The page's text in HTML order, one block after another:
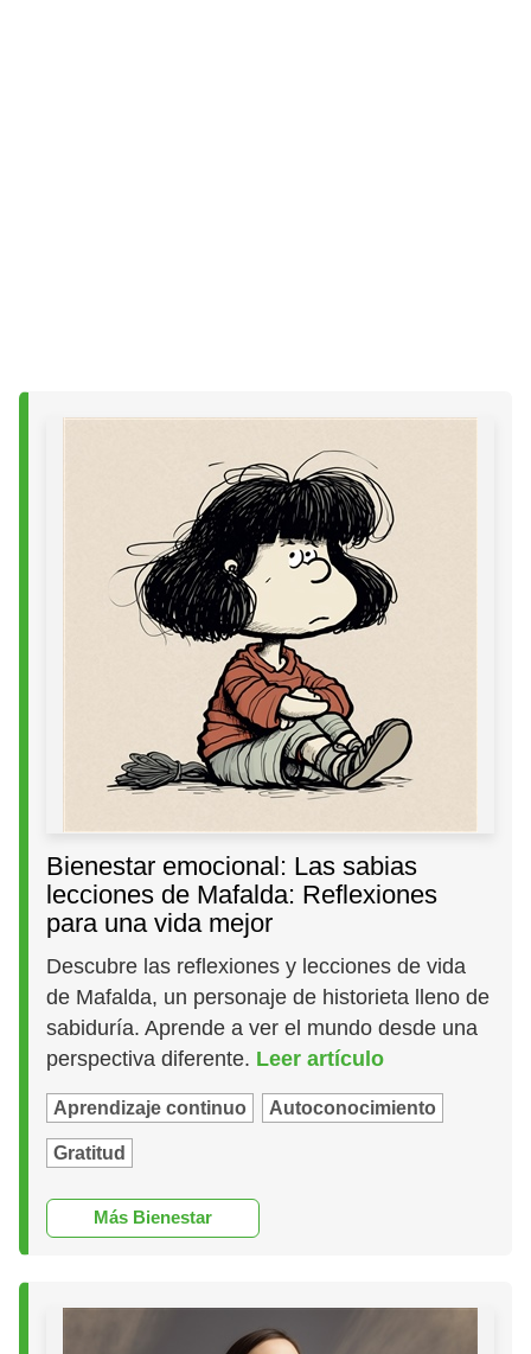
Bienestar emocional: Las sabias
lecciones de Mafalda: Reflexiones
para una vida mejor
Descubre las reflexiones y lecciones de vida
de Mafalda, un personaje de historieta lleno de
sabiduría. Aprende a ver el mundo desde una
perspectiva diferente. Leer artículo
Aprendizaje continuo Autoconocimiento
Gratitud
Más Bienestar